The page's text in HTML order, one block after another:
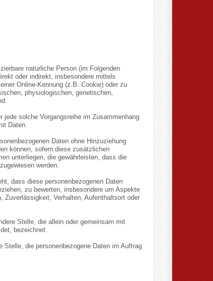
natürliche Person (im Folgenden
oder indirekt, insbesondere mittels
Online-Kennung (z.B. Cookie) oder zu
physiologischen, genetischen,
jede solche Vorgangsreihe im Zusammenhang
Daten.
Daten ohne Hinzuziehung
können, sofern diese zusätzlichen
unterliegen, die gewährleisten, dass die
werden.
dass diese personenbezogenen Daten
zu bewerten, insbesondere um Aspekte
Zuverlässigkeit, Verhalten, Aufenthaltsort oder
Stelle, die allein oder gemeinsam mit
bezeichnet.
Stelle, die personenbezogene Daten im Auftrag